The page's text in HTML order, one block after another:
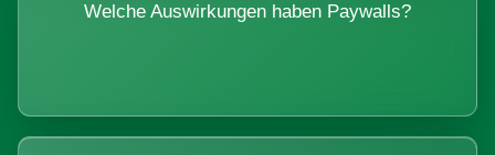
Welche Auswirkungen haben Paywalls?